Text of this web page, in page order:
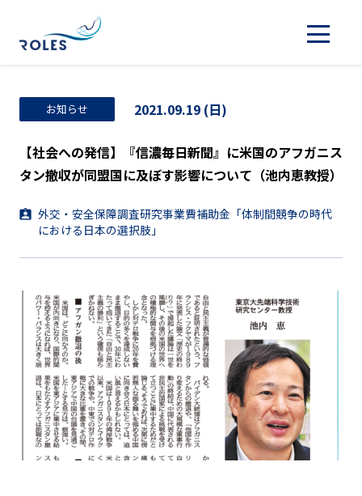
お知らせ 2021.09.19 (日)
【社会への発信】『信濃毎日新聞』に米国のアフガニス
タン撤収が同盟国に及ぼす影響について（池内恵教授）
外交・安全保障調査研究事業費補助金「体制間競争の時代
における日本の選択肢」